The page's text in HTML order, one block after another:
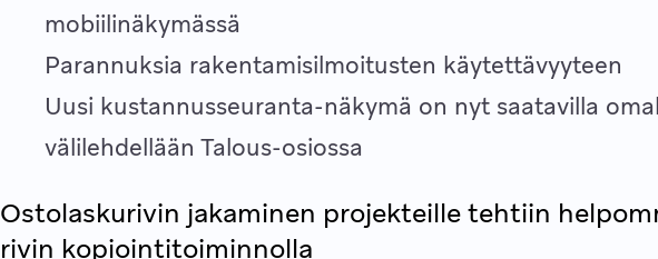
mobiilinäkymässä
Parannuksia rakentamisilmoitusten käytettävyyteen
Uusi kustannusseuranta-näkymä on nyt saatavilla
välilehdellään Talous-osiossa
Ostolaskurivin jakaminen projekteille tehtiin
rivin kopiointitoiminnolla